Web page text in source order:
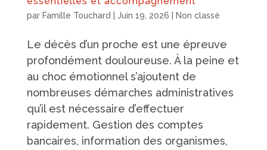
par Famille Touchard Juin 19, 2026 Non classé
Le décès d’un proche est une épreuve
profondément douloureuse. À la peine et
au choc émotionnel s’ajoutent de
nombreuses démarches administratives
qu’il est nécessaire d’effectuer
rapidement. Gestion des comptes
bancaires, information des organismes,